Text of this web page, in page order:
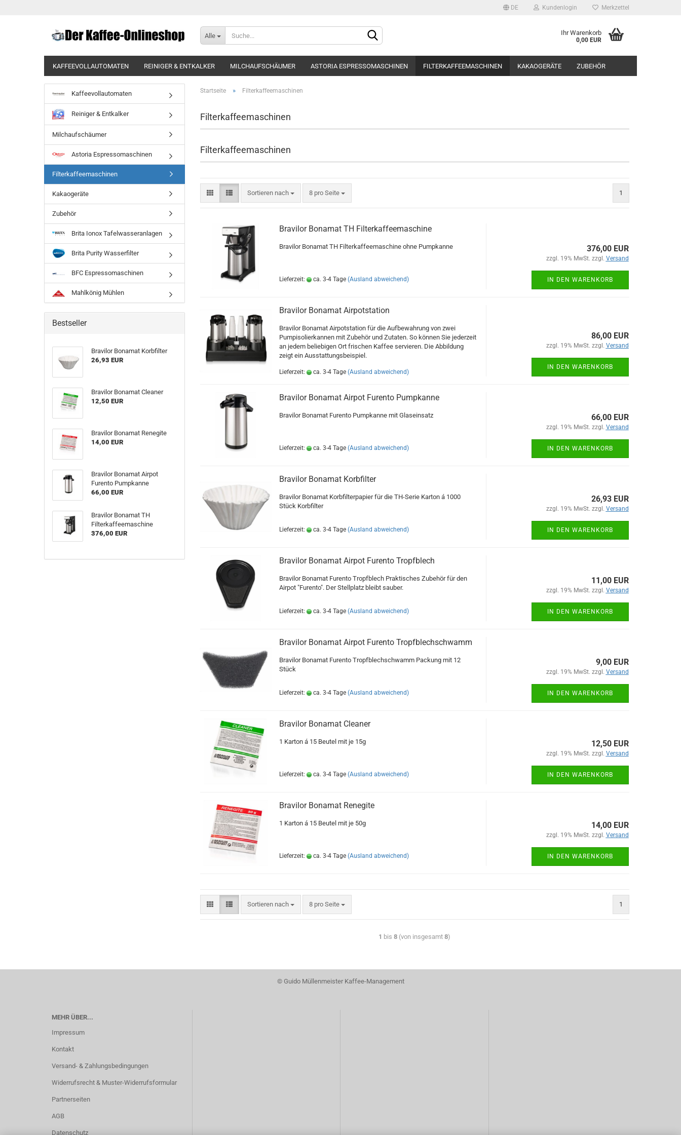
DE
Lieferland
Kundenlogin
Passwort vergessen?
Merkzettel
Alle Ihr Warenkorb
0,00 EUR
KAFFEEVOLLAUTOMATEN REINIGER & ENTKALKER MILCHAUFSCHÄUMER ASTORIA ESPRESSOMASCHINEN FILTERKAFFEEMASCHINEN KAKAOGERÄTE ZUBEHÖR
BRITA IONOX TAFELWASSERANLAGEN BRITA PURITY WASSERFILTER BFC ESPRESSOMASCHINEN
Startseite » Filterkaffeemaschinen
Filterkaffeemaschinen
Filterkaffeemaschinen
Sortieren nach 8 pro Seite 1
Bravilor Bonamat TH Filterkaffeemaschine
Bravilor Bonamat TH Filterkaffeemaschine ohne Pumpkanne
Lieferzeit: ca. 3-4 Tage (Ausland abweichend)
376,00 EUR
zzgl. 19% MwSt. zzgl. Versand
IN DEN WARENKORB
Bravilor Bonamat Airpotstation
Bravilor Bonamat Airpotstation für die Aufbewahrung von zwei
Pumpisolierkannen mit Zubehör und Zutaten. So können Sie jederzeit
an jedem beliebigen Ort frischen Kaffee servieren. Die Abbildung
zeigt ein Ausstattungsbeispiel.
Lieferzeit: ca. 3-4 Tage (Ausland abweichend)
86,00 EUR
zzgl. 19% MwSt. zzgl. Versand
IN DEN WARENKORB
Bravilor Bonamat Airpot Furento Pumpkanne
Bravilor Bonamat Furento Pumpkanne mit Glaseinsatz
Lieferzeit: ca. 3-4 Tage (Ausland abweichend)
66,00 EUR
zzgl. 19% MwSt. zzgl. Versand
IN DEN WARENKORB
Bravilor Bonamat Korbfilter
Bravilor Bonamat Korbfilterpapier für die TH-Serie Karton á 1000
Stück Korbfilter
Lieferzeit: ca. 3-4 Tage (Ausland abweichend)
26,93 EUR
zzgl. 19% MwSt. zzgl. Versand
IN DEN WARENKORB
Bravilor Bonamat Airpot Furento Tropfblech
Bravilor Bonamat Furento Tropfblech Praktisches Zubehör für den
Airpot "Furento". Der Stellplatz bleibt sauber.
Lieferzeit: ca. 3-4 Tage (Ausland abweichend)
11,00 EUR
zzgl. 19% MwSt. zzgl. Versand
IN DEN WARENKORB
Bravilor Bonamat Airpot Furento Tropfblechschwamm
Bravilor Bonamat Furento Tropfblechschwamm Packung mit 12
Stück
Lieferzeit: ca. 3-4 Tage (Ausland abweichend)
9,00 EUR
zzgl. 19% MwSt. zzgl. Versand
IN DEN WARENKORB
Bravilor Bonamat Cleaner
1 Karton á 15 Beutel mit je 15g
Lieferzeit: ca. 3-4 Tage (Ausland abweichend)
12,50 EUR
zzgl. 19% MwSt. zzgl. Versand
IN DEN WARENKORB
Bravilor Bonamat Renegite
1 Karton á 15 Beutel mit je 50g
Lieferzeit: ca. 3-4 Tage (Ausland abweichend)
14,00 EUR
zzgl. 19% MwSt. zzgl. Versand
IN DEN WARENKORB
Sortieren nach 8 pro Seite 1
1 bis8 (von insgesamt8)
Kaffeevollautomaten
Reiniger & Entkalker
Milchaufschäumer
Astoria Espressomaschinen
Filterkaffeemaschinen
Kakaogeräte
Zubehör
Brita Ionox Tafelwasseranlagen
Brita Purity Wasserfilter
BFC Espressomaschinen
Mahlkönig Mühlen
Bestseller
Bravilor Bonamat Korbfilter
26,93 EUR
Bravilor Bonamat Cleaner
12,50 EUR
Bravilor Bonamat Renegite
14,00 EUR
Bravilor Bonamat Airpot
Furento Pumpkanne
66,00 EUR
Bravilor Bonamat TH
Filterkaffeemaschine
376,00 EUR
© Guido Müllenmeister Kaffee-Management
MEHR ÜBER...
Impressum
Kontakt
Versand- & Zahlungsbedingungen
Widerrufsrecht & Muster-Widerrufsformular
Partnerseiten
AGB
Datenschutz